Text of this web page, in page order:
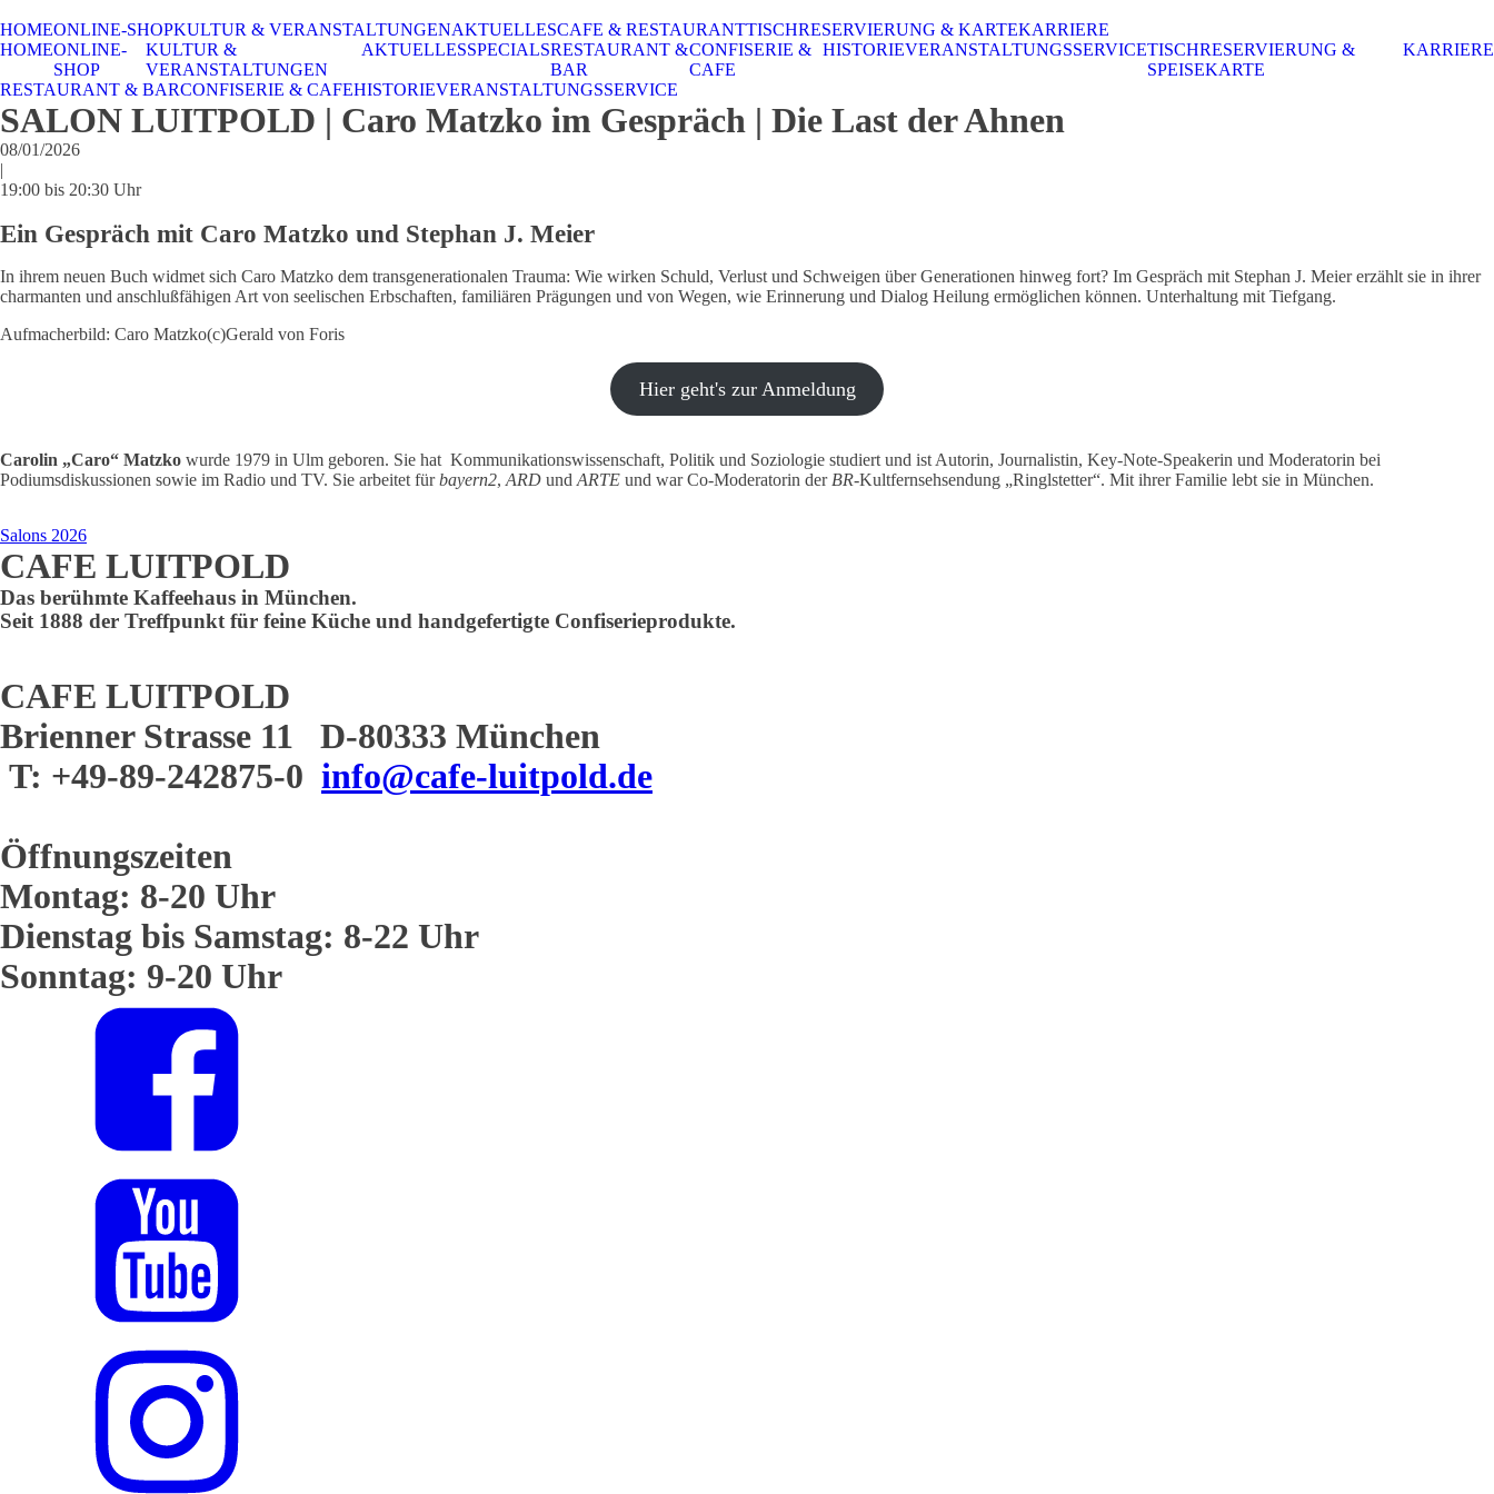
HOMEONLINE-SHOPKULTUR & VERANSTALTUNGENAKTUELLESCAFE & RESTAURANTTISCHRESERVIERUNG & KARTEKARRIERE
HOMEONLINE-
SHOP
KULTUR &
VERANSTALTUNGEN
AKTUELLESSPECIALSRESTAURANT &
BAR
CONFISERIE &
CAFE
HISTORIEVERANSTALTUNGSSERVICETISCHRESERVIERUNG &
SPEISEKARTE
KARRIERE
RESTAURANT & BARCONFISERIE & CAFEHISTORIEVERANSTALTUNGSSERVICE
SALON LUITPOLD | Caro Matzko im Gespräch | Die Last der Ahnen
08/01/2026
|
19:00 bis 20:30 Uhr
Ein Gespräch mit Caro Matzko und Stephan J. Meier
In ihrem neuen Buch widmet sich Caro Matzko dem transgenerationalen Trauma: Wie wirken Schuld, Verlust und Schweigen über Generationen hinweg fort? Im Gespräch mit Stephan J. Meier erzählt sie in ihrer
charmanten und anschlußfähigen Art von seelischen Erbschaften, familiären Prägungen und von Wegen, wie Erinnerung und Dialog Heilung ermöglichen können. Unterhaltung mit Tiefgang.
Aufmacherbild: Caro Matzko(c)Gerald von Foris
Hier geht's zur Anmeldung
Carolin „Caro“ Matzko wurde 1979 in Ulm geboren. Sie hat Kommunikationswissenschaft, Politik und Soziologie studiert und ist Autorin, Journalistin, Key-Note-Speakerin und Moderatorin bei
Podiumsdiskussionen sowie im Radio und TV. Sie arbeitet fürbayern2, ARD und ARTE und war Co-Moderatorin der BR-Kultfernsehsendung „Ringlstetter“. Mit ihrer Familie lebt sie in München.
Salons 2026
CAFE LUITPOLD
Das berühmte Kaffeehaus in München.
Seit 1888 der Treffpunkt für feine Küche und handgefertigte Confiserieprodukte.
CAFE LUITPOLD
Brienner Strasse 11 D-80333 München
T: +49-89-242875-0 info@cafe-luitpold.de
Öffnungszeiten
Montag: 8-20 Uhr
Dienstag bis Samstag: 8-22 Uhr
Sonntag: 9-20 Uhr